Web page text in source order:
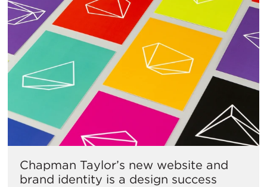
Chapman Taylor’s new website and
brand identity is a design success